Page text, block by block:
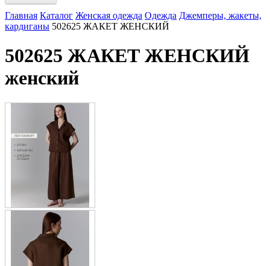
Главная Каталог Женская одежда Одежда Джемперы, жакеты,
кардиганы 502625 ЖАКЕТ ЖЕНСКИЙ
502625 ЖАКЕТ ЖЕНСКИЙ
женский